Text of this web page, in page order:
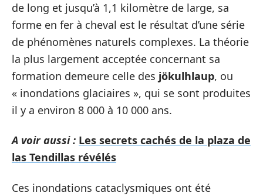
de long et jusqu’à 1,1 kilomètre de large, sa
forme en fer à cheval est le résultat d’une série
de phénomènes naturels complexes. La théorie
la plus largement acceptée concernant sa
formation demeure celle des jökulhlaup, ou
« inondations glaciaires », qui se sont produites
il y a environ 8 000 à 10 000 ans.
A voir aussi : Les secrets cachés de la plaza de
las Tendillas révélés
Ces inondations cataclysmiques ont été